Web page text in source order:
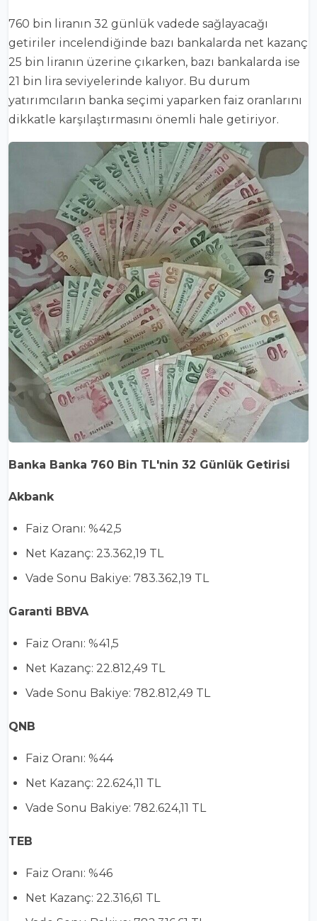
760 bin liranın 32 günlük vadede sağlayacağı
getiriler incelendiğinde bazı bankalarda net kazanç
25 bin liranın üzerine çıkarken, bazı bankalarda ise
21 bin lira seviyelerinde kalıyor. Bu durum
yatırımcıların banka seçimi yaparken faiz oranlarını
dikkatle karşılaştırmasını önemli hale getiriyor.
Banka Banka 760 Bin TL'nin 32 Günlük Getirisi
Akbank
Faiz Oranı: %42,5
Net Kazanç: 23.362,19 TL
Vade Sonu Bakiye: 783.362,19 TL
Garanti BBVA
Faiz Oranı: %41,5
Net Kazanç: 22.812,49 TL
Vade Sonu Bakiye: 782.812,49 TL
QNB
Faiz Oranı: %44
Net Kazanç: 22.624,11 TL
Vade Sonu Bakiye: 782.624,11 TL
TEB
Faiz Oranı: %46
Net Kazanç: 22.316,61 TL